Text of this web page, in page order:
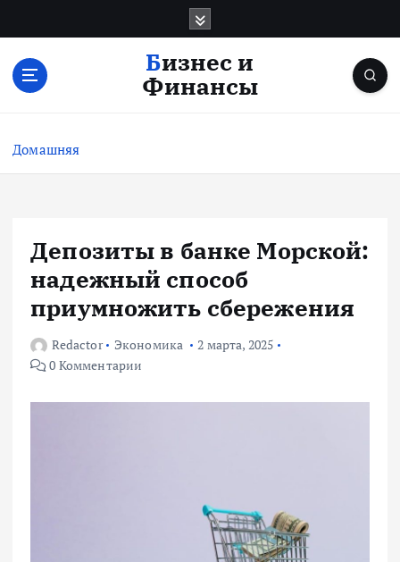
с
Бизнес и
Финансы
Домашняя
Депозиты в банке Морской:
надежный способ
приумножить сбережения
Redactor Экономика
2 марта, 2025
0 Комментарии